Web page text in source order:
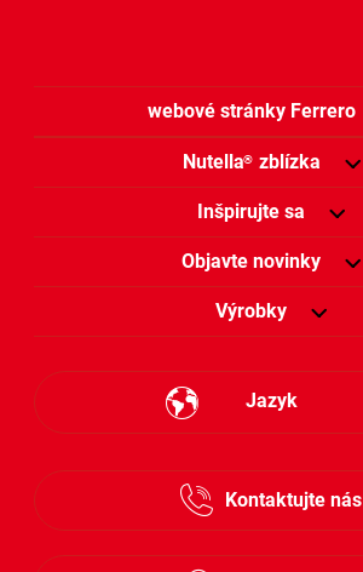
webové stránky Ferrero
Nutella® zblízka
Inšpirujte sa
Objavte novinky
Výrobky
Jazyk
Česky
Kontaktujte nás